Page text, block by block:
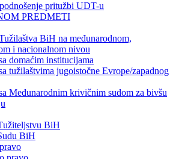
pritužbi UDT-u
PREDMETI
BiH na međunarodnom,
i nacionalnom nivou
domaćim institucijama
tužilaštvima jugoistočne Evrope/zapadnog
Međunarodnim krivičnim sudom za bivšu
BiH
BiH